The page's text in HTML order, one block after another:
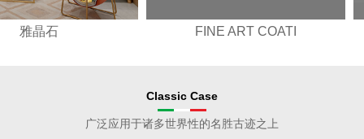
ART COATI ITALIAN ART CO
Classic Case
广泛应用于诸多世界性的名胜古迹之上